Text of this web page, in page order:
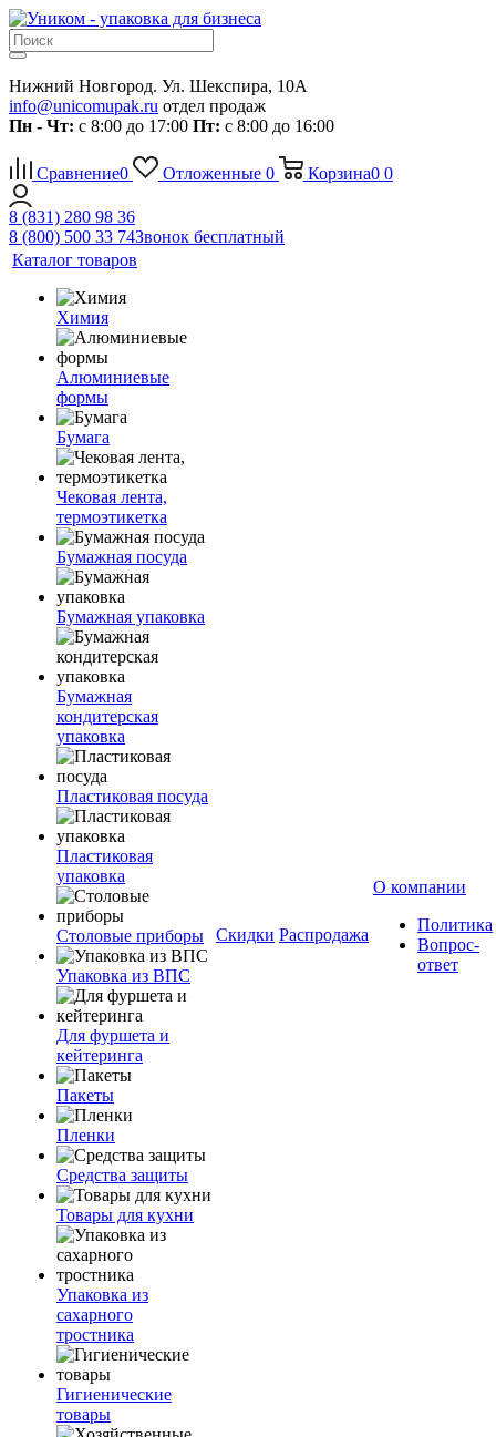
Нижний Новгород. Ул. Шекспира, 10А
info@unicomupak.ru отдел продаж
Пн - Чт: с 8:00 до 17:00 Пт: с 8:00 до 16:00
Сравнение0 Отложенные 0 Корзина0 0
8 (831) 280 98 36
8 (800) 500 33 74Звонок бесплатный
Каталог товаров
Химия
Алюминиевые
формы
Бумага
Чековая лента,
термоэтикетка
Бумажная посуда
Бумажная упаковка
Бумажная
кондитерская
упаковка
Пластиковая посуда
Пластиковая
упаковка
Столовые приборы
Упаковка из ВПС
Для фуршета и
кейтеринга
Пакеты
Пленки
Средства защиты
Товары для кухни
Упаковка из
сахарного
тростника
Гигиенические
товары
Скидки Распродажа
О компании
Политика
Вопрос-
ответ